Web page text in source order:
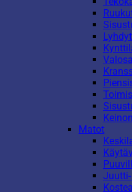
Lyhdyt
Matot